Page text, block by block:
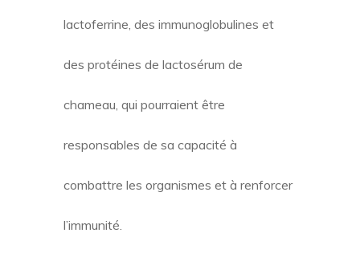
lactoferrine, des immunoglobulines et
des protéines de lactosérum de
chameau, qui pourraient être
responsables de sa capacité à
combattre les organismes et à renforcer
l’immunité.